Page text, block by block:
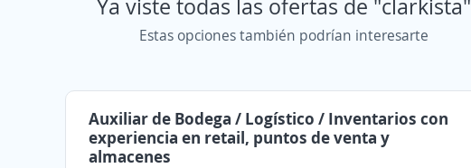
Estas opciones también podrían interesarte
Auxiliar de Bodega / Logístico / Inventarios con
experiencia en retail, puntos de venta y
almacenes